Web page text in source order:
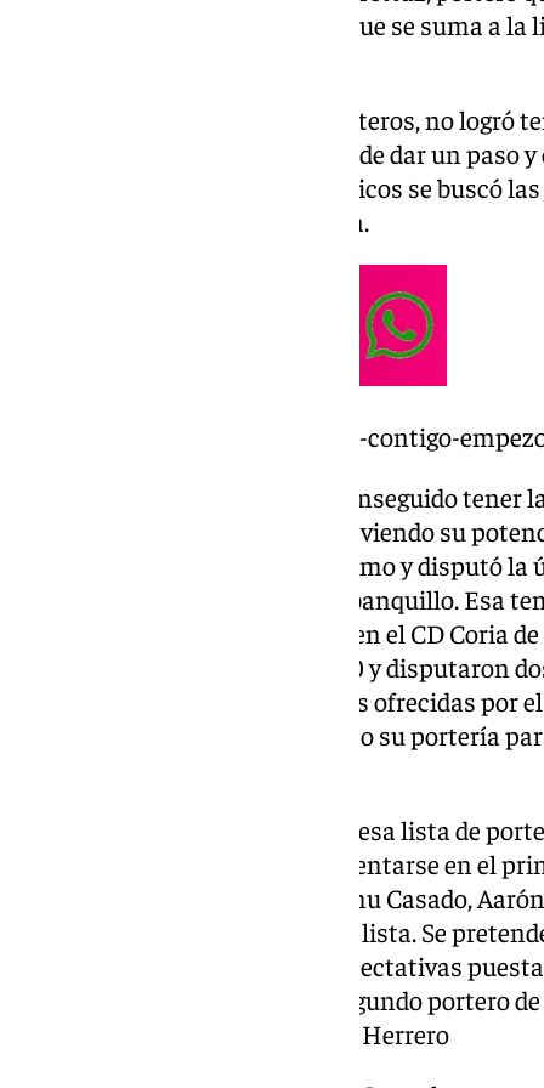
hasta la temporada 2020/21 y que se suma a la
Gonzalo, como tantos otros porteros, no logró
Costa del Sol cuando se trataba de dar un
profesional. Tras salir de Martiricos se buscó
Logroñés hasta llegar a Castalia.
https://www.101tv.es/castellon-contigo-
En tierras castellonenses ha conseguido tener
rendimiento que se presuponía viendo su
órdenes de Víctor Sánchez del Amo y disputó
Segunda estando Pellicer en el banquillo. Esa
argentino como Kellyan, ahora en el CD Coria
de Munir en la temporada 19/20 y disputaron
pesar de las buenas sensaciones ofrecidas por
club decidió cambiar al completo su portería
Gonzalo Crettaz es uno más en esa lista de
Málaga y que no han logrado asentarse en el
nombres. El propio Kellyan, Samu Casado,
otros metas que completan esa lista. Se
esos nombres. Hay muchas expectativas
ha ganado el derecho a ser el segundo portero
custodiada con él y con Alfonso Herrero